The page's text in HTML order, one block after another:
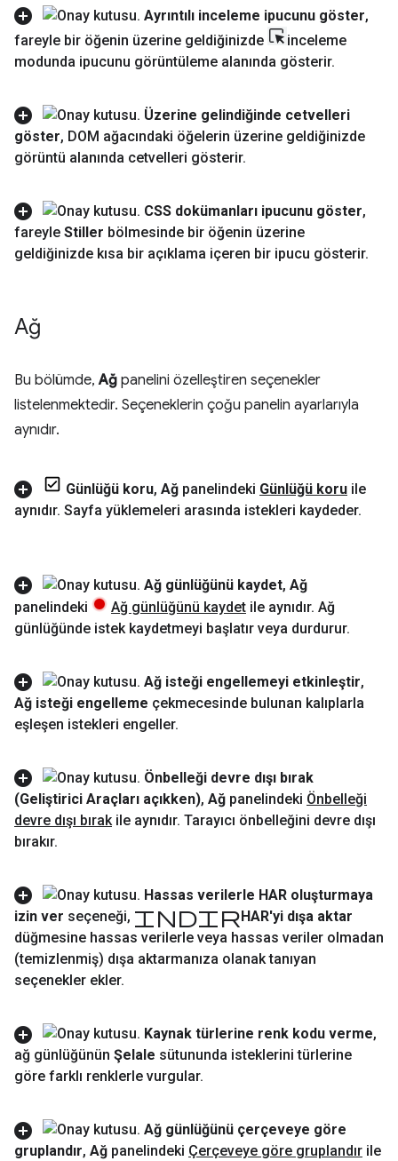
Ayrıntılı inceleme ipucunu göster,
fareyle bir öğenin üzerine geldiğinizde
inceleme
modunda ipucunu görüntüleme alanında gösterir.
Üzerine gelindiğinde cetvelleri
göster, DOM ağacındaki öğelerin üzerine geldiğinizde
görüntü alanında cetvelleri gösterir.
CSS dokümanları ipucunu göster,
fareyle Stiller bölmesinde bir öğenin üzerine
geldiğinizde kısa bir açıklama içeren bir ipucu gösterir.
Ağ
Bu bölümde,Ağ panelini özelleştiren seçenekler
listelenmektedir. Seçeneklerin çoğu panelin ayarlarıyla
aynıdır.
Günlüğü koru, Ağ panelindeki Günlüğü koru ile
aynıdır. Sayfa yüklemeleri arasında istekleri kaydeder.
Ağ günlüğünü kaydet, Ağ
panelindeki
Ağ günlüğünü kaydet ile aynıdır. Ağ
günlüğünde istek kaydetmeyi başlatır veya durdurur.
Ağ isteği engellemeyi etkinleştir,
Ağ isteği engelleme çekmecesinde bulunan kalıplarla
eşleşen istekleri engeller.
Önbelleği devre dışı bırak
(Geliştirici Araçları açıkken), Ağ panelindeki Önbelleği
devre dışı bırak ile aynıdır. Tarayıcı önbelleğini devre dışı
bırakır.
Hassas verilerle HAR oluşturmaya
izin ver seçeneği, indirHAR'yi dışa aktar
düğmesine hassas verilerle veya hassas veriler olmadan
(temizlenmiş) dışa aktarmanıza olanak tanıyan
seçenekler ekler.
Kaynak türlerine renk kodu verme,
ağ günlüğünün Şelale sütununda isteklerini türlerine
göre farklı renklerle vurgular.
Ağ günlüğünü çerçeveye göre
gruplandır, Ağ panelindeki Çerçeveye göre gruplandır ile